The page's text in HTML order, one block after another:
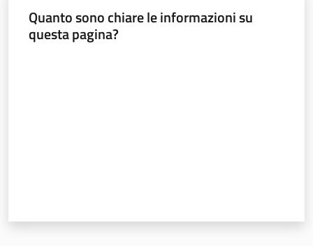
Argomenti
Novità
Quanto sono chiare le informazioni su
questa pagina?